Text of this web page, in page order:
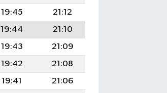
19:45
21:12
19:44
21:10
19:43
21:09
19:42
21:08
19:41
21:06